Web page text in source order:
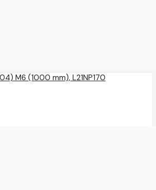
M6 (1000 mm), L21NP170